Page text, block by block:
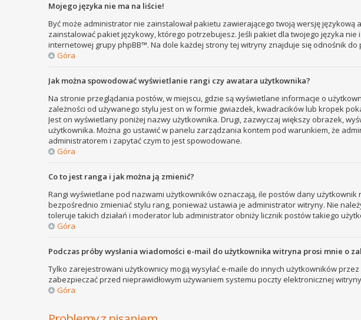
Mojego języka nie ma na liście!
Być może administrator nie zainstalował pakietu zawierającego twoją wersję
zainstalować pakiet językowy, którego potrzebujesz. Jeśli pakiet dla twojego języka
internetowej grupy phpBB™. Na dole każdej strony tej witryny znajduje się odnośnik do
Góra
Jak można spowodować wyświetlanie rangi czy awatara użytkownika?
Na stronie przeglądania postów, w miejscu, gdzie są wyświetlane informacje o
zależności od używanego stylu jest on w formie gwiazdek, kwadracików lub kropek
Jest on wyświetlany poniżej nazwy użytkownika. Drugi, zazwyczaj większy obrazek,
użytkownika. Można go ustawić w panelu zarządzania kontem pod warunkiem, że
administratorem i zapytać czym to jest spowodowane.
Góra
Co to jest ranga i jak można ją zmienić?
Rangi wyświetlane pod nazwami użytkowników oznaczają, ile postów dany
bezpośrednio zmieniać stylu rang, ponieważ ustawia je administrator witryny. Nie
toleruje takich działań i moderator lub administrator obniży licznik postów takiego
Góra
Podczas próby wysłania wiadomości e-mail do użytkownika witryna prosi mnie o
Tylko zarejestrowani użytkownicy mogą wysyłać e-maile do innych użytkowników
zabezpieczać przed nieprawidłowym używaniem systemu poczty elektronicznej
Góra